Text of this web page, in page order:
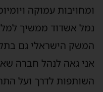
ומחויבות עמוקה
נמל אשדוד ממשיך
המשק הישראלי גם
אני גאה לנהל חברה
השותפות לדרך ועל